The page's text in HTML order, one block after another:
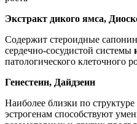
Экстракт дикого ямса,
Содержит стероидные
сердечно-сосудистой системы
патологического клеточного
Генестеин, Дайдзеин
Наиболее близки по
эстрогенам способствуют